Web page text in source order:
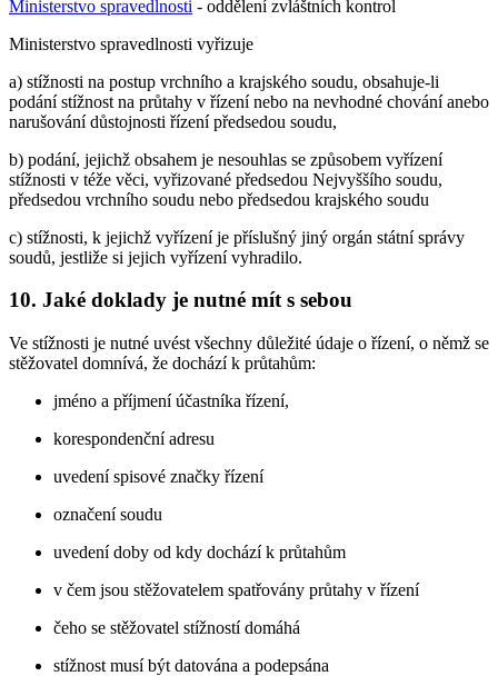
Ministerstvo spravedlnosti - oddělení zvláštních kontrol
Ministerstvo spravedlnosti vyřizuje
a) stížnosti na postup vrchního a krajského soudu, obsahuje-li
podání stížnost na průtahy v řízení nebo na nevhodné chování anebo
narušování důstojnosti řízení předsedou soudu,
b) podání, jejichž obsahem je nesouhlas se způsobem vyřízení
stížnosti v téže věci, vyřizované předsedou Nejvyššího soudu,
předsedou vrchního soudu nebo předsedou krajského soudu
c) stížnosti, k jejichž vyřízení je příslušný jiný orgán státní správy
soudů, jestliže si jejich vyřízení vyhradilo.
10. Jaké doklady je nutné mít s sebou
Ve stížnosti je nutné uvést všechny důležité údaje o řízení, o němž se
stěžovatel domnívá, že dochází k průtahům:
jméno a příjmení účastníka řízení,
korespondenční adresu
uvedení spisové značky řízení
označení soudu
uvedení doby od kdy dochází k průtahům
v čem jsou stěžovatelem spatřovány průtahy v řízení
čeho se stěžovatel stížností domáhá
stížnost musí být datována a podepsána